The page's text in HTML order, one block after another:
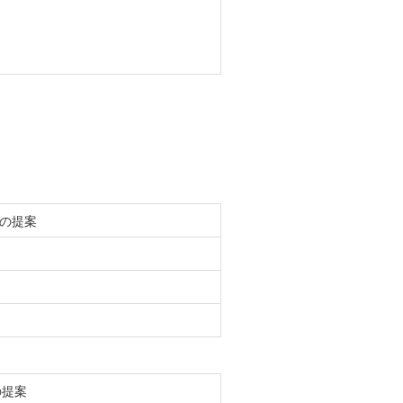
提案
案